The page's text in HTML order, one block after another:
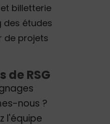
billetterie
des études
de projets
de RSG
nous ?
l'équipe